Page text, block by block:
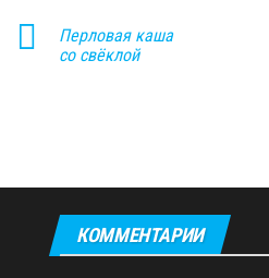
Перловая каша
со свёклой
КОММЕНТАРИИ